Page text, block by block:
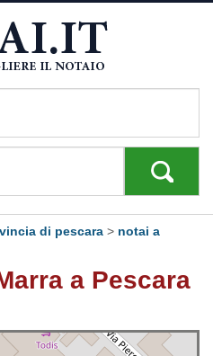
di pescara > notai a
a Pescara